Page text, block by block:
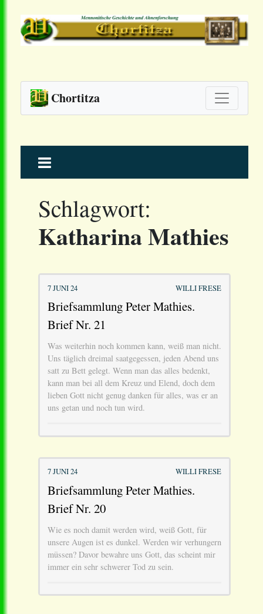
Chortitza
to
Schlagwort:
Katharina Mathies
7 JUNI 24 WILLI FRESE
Briefsammlung Peter Mathies.
Brief Nr. 21
Was weiterhin noch kommen kann, weiß man nicht.
Uns täglich dreimal saatgegessen, jeden Abend uns
satt zu Bett gelegt. Wenn man das alles bedenkt,
kann man bei all dem Kreuz und Elend, doch dem
lieben Gott nicht genug danken für alles, was er an
uns getan und noch tun wird.
7 JUNI 24 WILLI FRESE
Briefsammlung Peter Mathies.
Brief Nr. 20
Wie es noch damit werden wird, weiß Gott, für
unsere Augen ist es dunkel. Werden wir verhungern
müssen? Davor bewahre uns Gott, das scheint mir
immer ein sehr schwerer Tod zu sein.